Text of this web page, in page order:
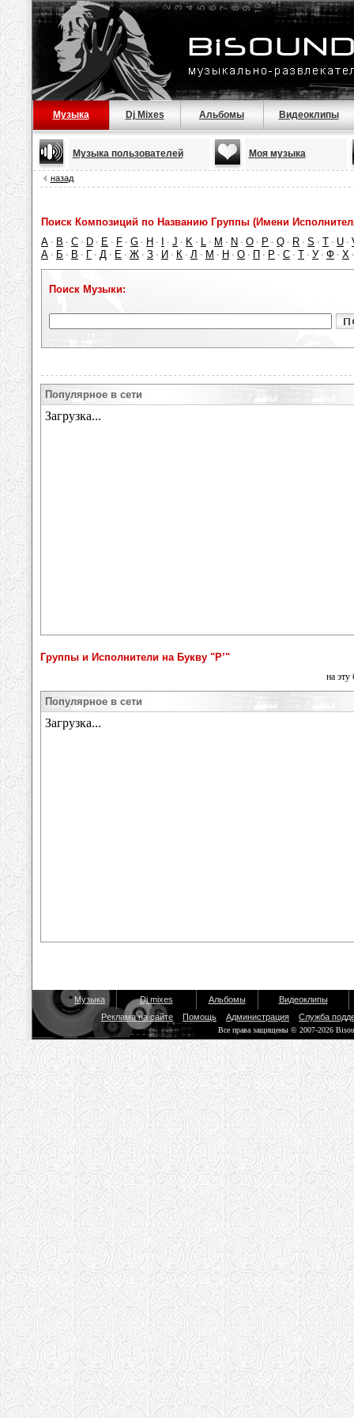
Музыка Dj Mixes Альбомы Видеоклипы
Музыка пользователей Моя музыка
назад
Поиск Композиций по Названию Группы (Имени
A · B · C · D · E · F · G · H · · J · K · L · M · N · O · P · Q · R · S · T · U ·
А · Б · В · Г · Д · Е · Ж · З · И · К · Л · М · Н · О · П · Р · С · Т · У · Ф · Х
Поиск Музыки:
Популярное в сети
Группы и Исполнители на Букву "Р’"
на эту
Популярное в сети
Музыка Dj mixes Альбомы
Видеоклипы
Реклама на сайте
Помощь Администрация Служба
Все права защищены © 2007-2026